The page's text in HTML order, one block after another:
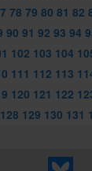
78 79 80 81 82
90 91 92 93 94
102 103 104
111 112 113
120 121 122
128 129 130 131